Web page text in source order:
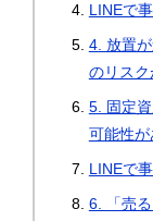
LINEで
4. 放置
のリス
5. 固定
可能性
LINEで
6. 「売